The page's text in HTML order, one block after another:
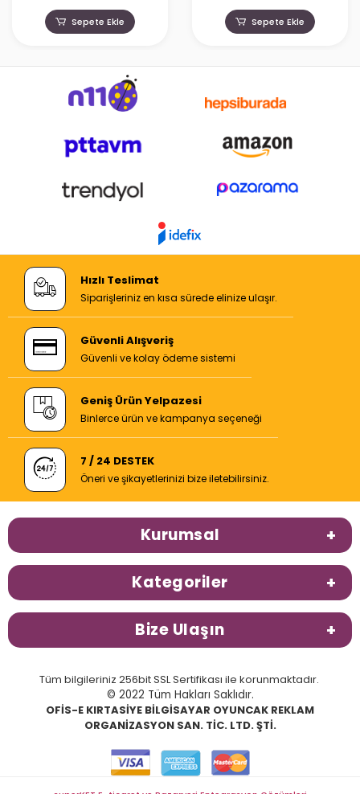
Sepete Ekle Sepete Ekle
Hızlı Teslimat
Siparişleriniz en kısa sürede elinize ulaşır.
Güvenli Alışveriş
Güvenli ve kolay ödeme sistemi
Geniş Ürün Yelpazesi
Binlerce ürün ve kampanya seçeneği
7 / 24 DESTEK
Öneri ve şikayetlerinizi bize iletebilirsiniz.
Kurumsal
Kategoriler
Bize Ulaşın
Tüm bilgileriniz 256bit SSL Sertifikası ile korunmaktadır.
© 2022 Tüm Hakları Saklıdır.
OFİS-E KIRTASİYE BİLGİSAYAR OYUNCAK REKLAM
ORGANİZASYON SAN. TİC. LTD. ŞTİ.